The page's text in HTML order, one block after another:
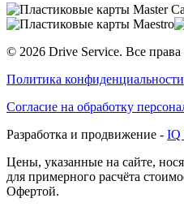
© 2026 Drive Service. Все
Политика конфиденциальности
Согласие на обработку
Разработка и продвижение - IQ
Цены, указанные на сайте,
для примерного расчёта
Офертой.